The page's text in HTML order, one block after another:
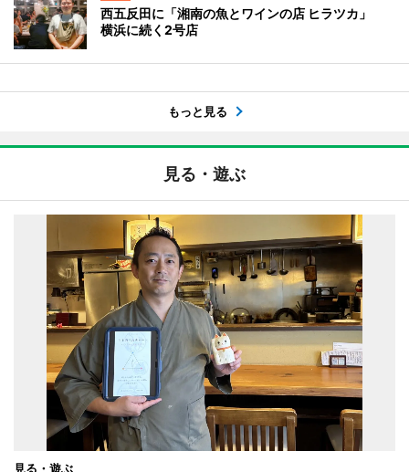
西五反田に「湘南の魚とワインの店 ヒラツカ」
横浜に続く2号店
もっと見る
見る・遊ぶ
見る・遊ぶ